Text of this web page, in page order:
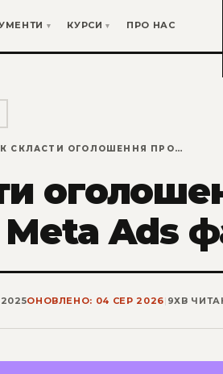
КУРСИ ПРО НАС
ЯК СКЛАСТИ ОГОЛОШЕННЯ ПРО ВАКАНСІЮ META ADS ФАХІВЦЯ
Ads
ОНОВЛЕНО: 04 СЕР 2026| 9ХВ